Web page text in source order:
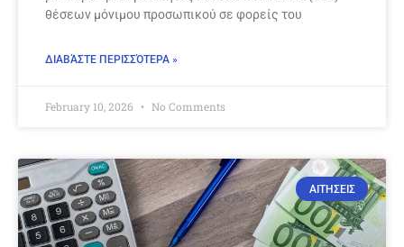
θέσεων μόνιμου προσωπικού σε φορείς του
ΔΙΑΒΆΣΤΕ ΠΕΡΙΣΣΌΤΕΡΑ »
February 10, 2026 No Comments
ΑΙΤΗΣΕΙΣ